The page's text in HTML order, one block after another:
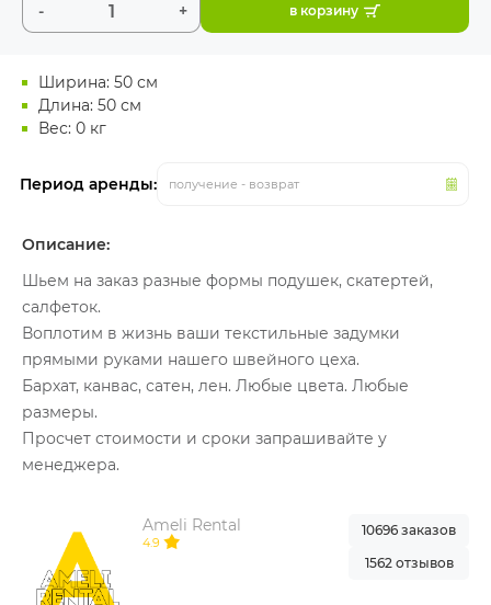
Ширина: 50 см
Длина: 50 см
Вес: 0 кг
Период аренды: получение - возврат
- + в корзину
Описание:
Шьем на заказ разные формы подушек, скатертей,
салфеток.
Воплотим в жизнь ваши текстильные задумки
прямыми руками нашего швейного цеха.
Бархат, канвас, сатен, лен. Любые цвета. Любые
размеры.
Просчет стоимости и сроки запрашивайте у
менеджера.
Ameli Rental
4.9
10696 заказов
1562 отзывов